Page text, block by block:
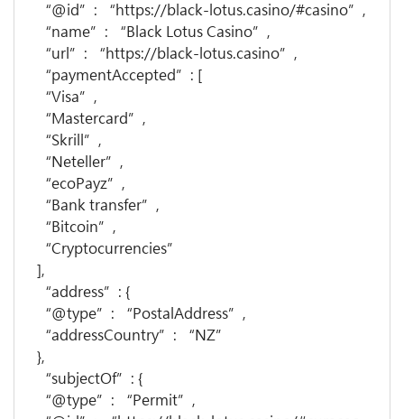
“@id”: “https://black-lotus.casino/#casino”,
“name”: “Black Lotus Casino”,
“url”: “https://black-lotus.casino”,
“paymentAccepted”: [
“Visa”,
“Mastercard”,
“Skrill”,
“Neteller”,
“ecoPayz”,
“Bank transfer”,
“Bitcoin”,
“Cryptocurrencies”
],
“address”: {
“@type”: “PostalAddress”,
“addressCountry”: “NZ”
},
“subjectOf”: {
“@type”: “Permit”,